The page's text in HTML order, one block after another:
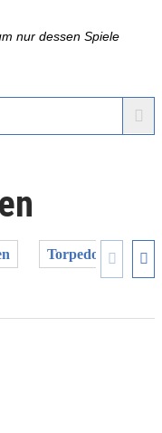
nur dessen Spiele
Torpedo